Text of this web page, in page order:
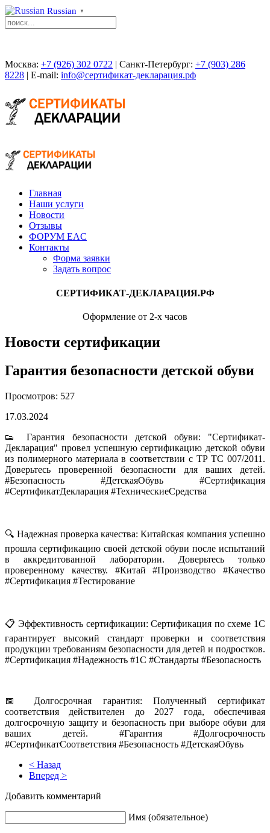
Russian ▼
Москва: +7 (926) 302 0722 | Санкт-Петербург: +7 (903) 286
8228 | E-mail: info@сертификат-декларация.рф
Главная
Наши услуги
Новости
Отзывы
ФОРУМ EAC
Контакты
Форма заявки
Задать вопрос
СЕРТИФИКАТ-ДЕКЛАРАЦИЯ.РФ
Оформление от 2-х часов
Новости сертификации
Гарантия безопасности детской обуви
Просмотров: 527
17.03.2024
👟 Гарантия безопасности детской обуви: "Сертификат-
Декларация" провел успешную сертификацию детской обуви
из полимерного материала в соответствии с ТР ТС 007/2011.
Доверьтесь проверенной безопасности для ваших детей.
#Безопасность #ДетскаяОбувь #Сертификация
#СертификатДекларация #ТехническиеСредства
🔍 Надежная проверка качества: Китайская компания успешно
прошла сертификацию своей детской обуви после испытаний
в аккредитованной лаборатории. Доверьтесь только
проверенному качеству. #Китай #Производство #Качество
#Сертификация #Тестирование
📋 Эффективность сертификации: Сертификация по схеме 1С
гарантирует высокий стандарт проверки и соответствия
продукции требованиям безопасности для детей и подростков.
#Сертификация #Надежность #1C #Стандарты #Безопасность
📅 Долгосрочная гарантия: Полученный сертификат
соответствия действителен до 2027 года, обеспечивая
долгосрочную защиту и безопасность при выборе обуви для
ваших детей. #Гарантия #Долгосрочность
#СертификатСоответствия #Безопасность #ДетскаяОбувь
< Назад
Вперед >
Добавить комментарий
Имя (обязательное)